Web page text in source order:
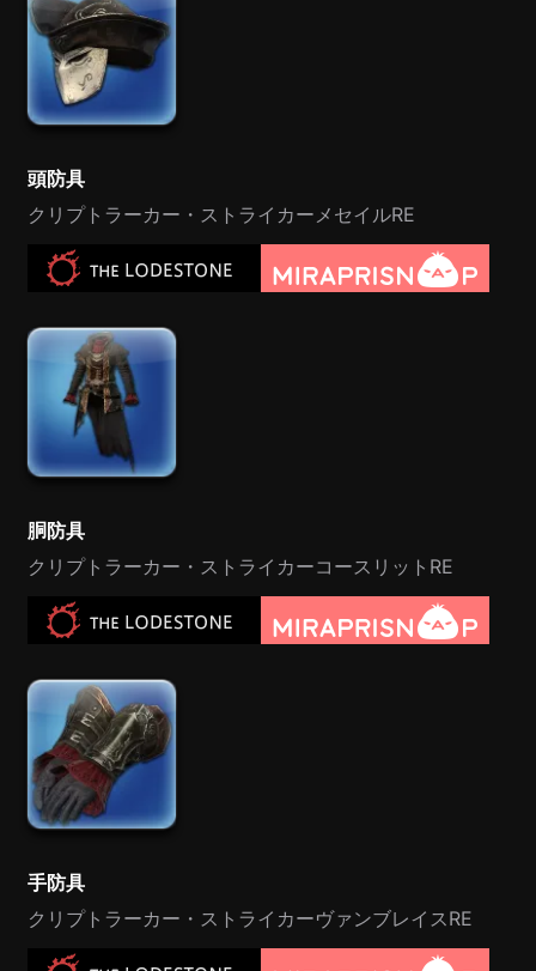
頭防具
クリプトラーカー・ストライカーメセイルRE
胴防具
クリプトラーカー・ストライカーコースリットRE
手防具
クリプトラーカー・ストライカーヴァンブレイスRE